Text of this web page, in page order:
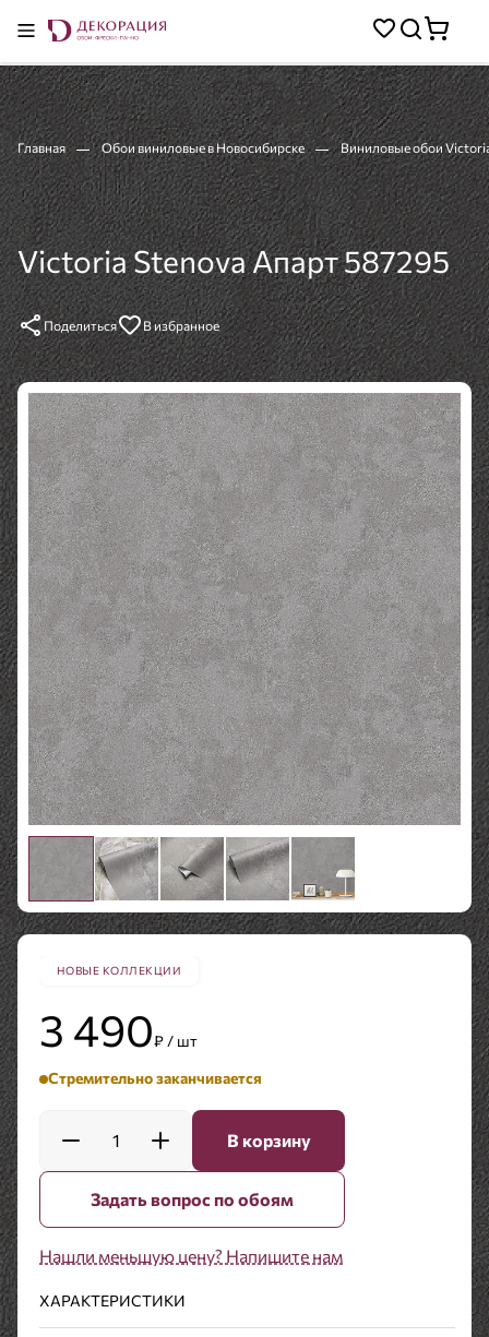
Главная Обои виниловые в Новосибирске Виниловые обои
Victoria Stenova Апарт 587295
Поделиться В избранное
НОВЫЕ КОЛЛЕКЦИИ
3 490₽ / шт
Стремительно заканчивается
1 В корзину
Задать вопрос по обоям
Нашли меньшую цену? Напишите нам
ХАРАКТЕРИСТИКИ